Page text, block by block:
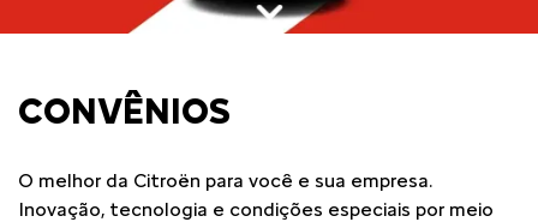
CONVÊNIOS
O melhor da Citroën para você e sua empresa.
Inovação, tecnologia e condições especiais por meio